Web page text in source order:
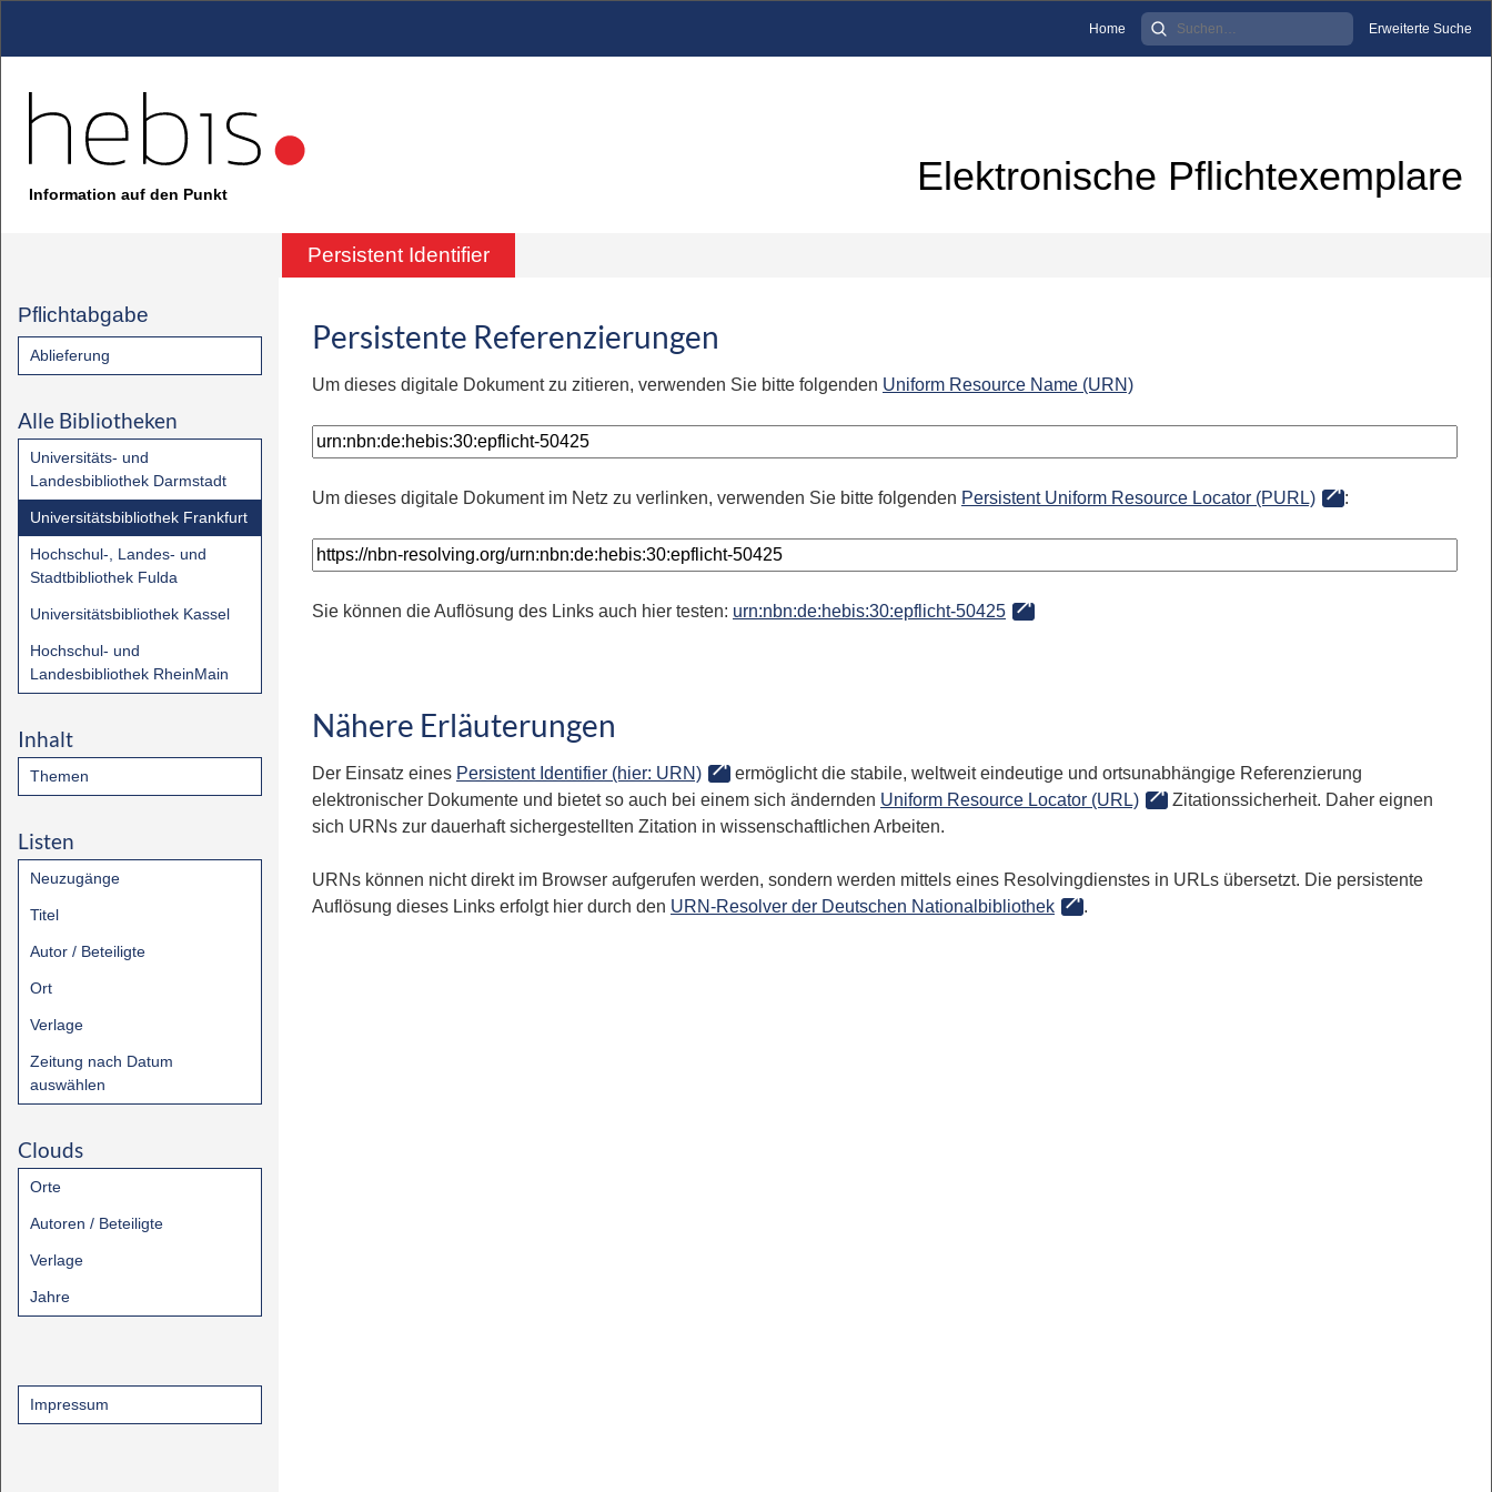
Home Erweiterte Suche
Information auf den Punkt Elektronische Pflichtexemplare
Persistent Identifier
Pflichtabgabe
Ablieferung
Alle Bibliotheken
Universitäts- und
Landesbibliothek Darmstadt
Universitätsbibliothek Frankfurt
Hochschul-, Landes- und
Stadtbibliothek Fulda
Universitätsbibliothek Kassel
Hochschul- und
Landesbibliothek RheinMain
Inhalt
Themen
Listen
Neuzugänge
Titel
Autor / Beteiligte
Ort
Verlage
Zeitung nach Datum
auswählen
Clouds
Orte
Autoren / Beteiligte
Verlage
Jahre
Impressum
Persistente Referenzierungen
Um dieses digitale Dokument zu zitieren, verwenden Sie bitte folgenden Uniform Resource Name (URN)
Um dieses digitale Dokument im Netz zu verlinken, verwenden Sie bitte folgenden Persistent Uniform Resource Locator (PURL) :
Sie können die Auflösung des Links auch hier testen: urn:nbn:de:hebis:30:epflicht-50425
Nähere Erläuterungen
Der Einsatz eines Persistent Identifier (hier: URN)
ermöglicht die stabile, weltweit eindeutige und ortsunabhängige Referenzierung
elektronischer Dokumente und bietet so auch bei einem sich ändernden Uniform Resource Locator (URL)
Zitationssicherheit. Daher eignen
sich URNs zur dauerhaft sichergestellten Zitation in wissenschaftlichen Arbeiten.
URNs können nicht direkt im Browser aufgerufen werden, sondern werden mittels eines Resolvingdienstes in URLs übersetzt. Die persistente
Auflösung dieses Links erfolgt hier durch den URN-Resolver der Deutschen Nationalbibliothek .